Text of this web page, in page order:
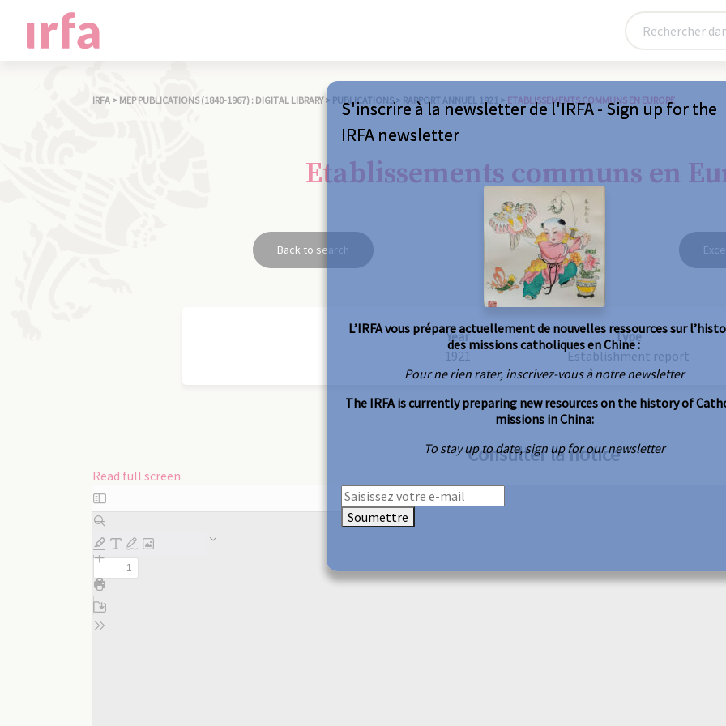
IRFA > MEP PUBLICATIONS (1840-1967) : DIGITAL LIBRARY > PUBLICATIONS > RAPPORT ANNUEL 1921 > ETABLISSEMENTS COMMUNS EN EUROPE
Etablissements communs en
Back to search
Year
1921
Type
Establishment report
Consulter la notice
Read full screen
Skip
to
PDF
content
S'inscrire à la newsletter de l'IRFA - Sign up for the
IRFA newsletter
L’IRFA vous prépare actuellement de nouvelles ressources sur
des missions catholiques en Chine :
Pour ne rien rater, inscrivez-vous à notre newsletter
The IRFA is currently preparing new resources on the history of
missions in China:
To stay up to date, sign up for our newsletter
Soumettre